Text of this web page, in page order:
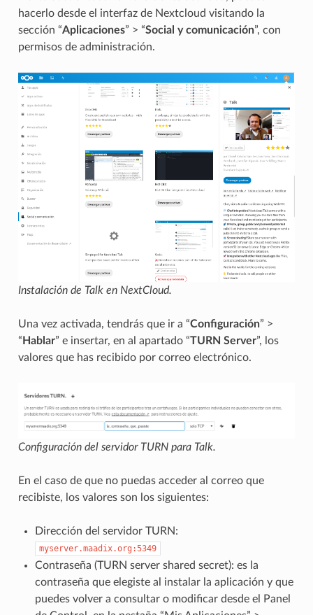
hacerlo desde el interfaz de Nextcloud visitando la
sección “Aplicaciones” > “Social y comunicación”, con
permisos de administración.
Instalación de Talk en NextCloud.
Una vez activada, tendrás que ir a “Configuración” >
“ Hablar” e insertar, en al apartado “TURN Server”, los
valores que has recibido por correo electrónico.
Configuración del servidor TURN para Talk.
En el caso de que no puedas acceder al correo que
recibiste, los valores son los siguientes:
Dirección del servidor TURN:
myserver.maadix.org:5349
Contraseña (TURN server shared secret): es la
contraseña que elegiste al instalar la aplicación y que
puedes volver a consultar o modificar desde el Panel